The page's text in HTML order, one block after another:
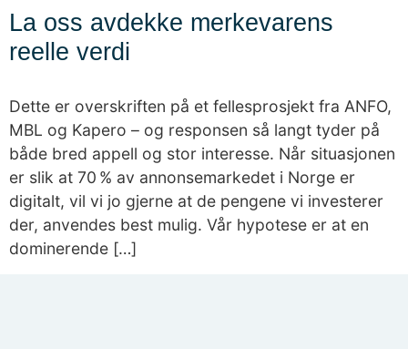
La oss avdekke merkevarens
reelle verdi
Dette er overskriften på et fellesprosjekt fra ANFO,
MBL og Kapero – og responsen så langt tyder på
både bred appell og stor interesse. Når situasjonen
er slik at 70 % av annonsemarkedet i Norge er
digitalt, vil vi jo gjerne at de pengene vi investerer
der, anvendes best mulig. Vår hypotese er at en
dominerende […]